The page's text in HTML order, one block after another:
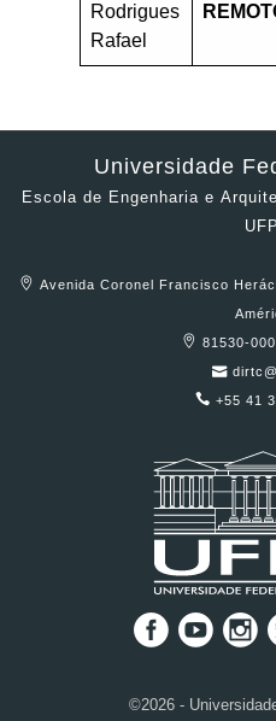
Rodrigues
Rafael
Universidade
Escola de Engenharia e
Avenida Coronel Francisco
81530-
+55 41
©2026 -